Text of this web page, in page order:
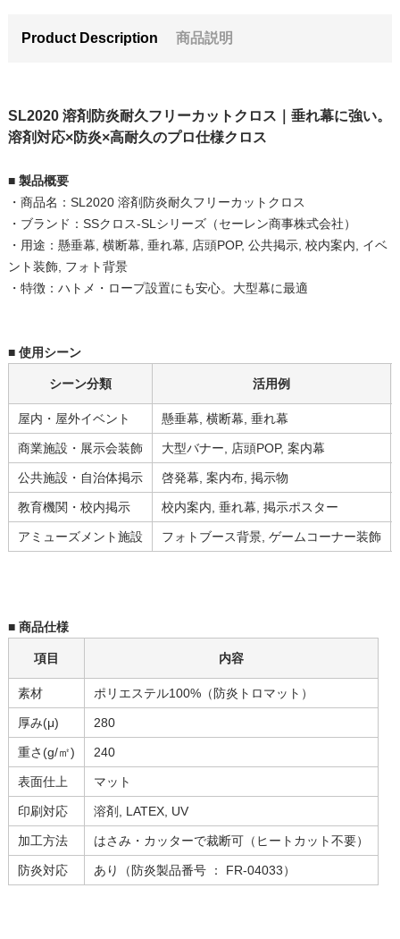
Product Description 商品説明
SL2020 溶剤防炎耐久フリーカットクロス｜垂れ幕に強い。
溶剤対応×防炎×高耐久のプロ仕様クロス
■ 製品概要
・商品名：SL2020 溶剤防炎耐久フリーカットクロス
・ブランド：SSクロス-SLシリーズ（セーレン商事株式会社）
・用途：懸垂幕, 横断幕, 垂れ幕, 店頭POP, 公共掲示, 校内案内, イベ
ント装飾, フォト背景
・特徴：ハトメ・ロープ設置にも安心。大型幕に最適
■ 使用シーン
シーン分類 活用例
屋内・屋外イベント 懸垂幕, 横断幕, 垂れ幕
商業施設・展示会装飾 大型バナー, 店頭POP, 案内幕
公共施設・自治体掲示 啓発幕, 案内布, 掲示物
教育機関・校内掲示 校内案内, 垂れ幕, 掲示ポスター
アミューズメント施設 フォトブース背景, ゲームコーナー装飾
■ 商品仕様
項目 内容
素材 ポリエステル100%（防炎トロマット）
厚み(μ) 280
重さ(g/㎡) 240
表面仕上 マット
印刷対応 溶剤, LATEX, UV
加工方法 はさみ・カッターで裁断可（ヒートカット不要）
防炎対応 あり（防炎製品番号 ： FR-04033）